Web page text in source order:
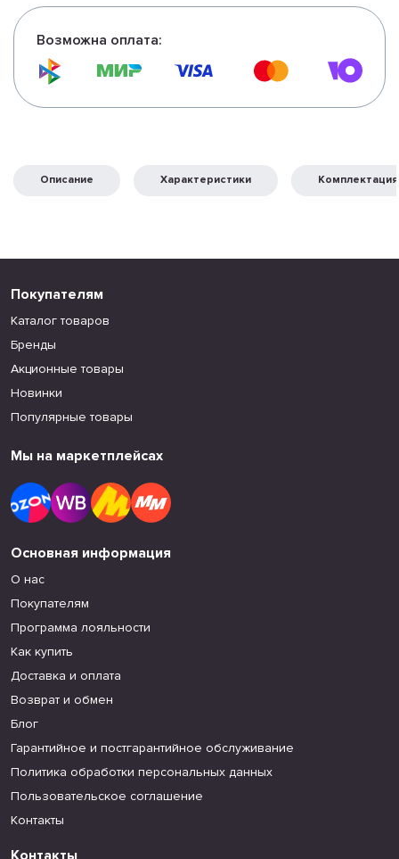
Возможна оплата:
Описание Характеристики Комплектация
Покупателям
Каталог товаров
Бренды
Акционные товары
Новинки
Популярные товары
Мы на маркетплейсах
Основная информация
О нас
Покупателям
Программа лояльности
Как купить
Доставка и оплата
Возврат и обмен
Блог
Гарантийное и постгарантийное обслуживание
Политика обработки персональных данных
Пользовательское соглашение
Контакты
Контакты